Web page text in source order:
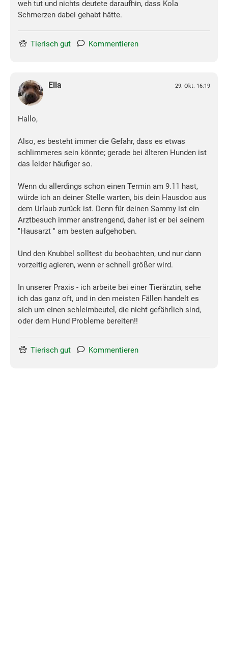
weh tut und nichts deutete daraufhin, dass Kola
Schmerzen dabei gehabt hätte.
Tierisch gut Kommentieren
Ella 29. Okt. 16:19
Hallo,
Also, es besteht immer die Gefahr, dass es etwas
schlimmeres sein könnte; gerade bei älteren Hunden ist
das leider häufiger so.
Wenn du allerdings schon einen Termin am 9.11 hast,
würde ich an deiner Stelle warten, bis dein Hausdoc aus
dem Urlaub zurück ist. Denn für deinen Sammy ist ein
Arztbesuch immer anstrengend, daher ist er bei seinem
"Hausarzt " am besten aufgehoben.
Und den Knubbel solltest du beobachten, und nur dann
vorzeitig agieren, wenn er schnell größer wird.
In unserer Praxis - ich arbeite bei einer Tierärztin, sehe
ich das ganz oft, und in den meisten Fällen handelt es
sich um einen schleimbeutel, die nicht gefährlich sind,
oder dem Hund Probleme bereiten!!
Tierisch gut Kommentieren